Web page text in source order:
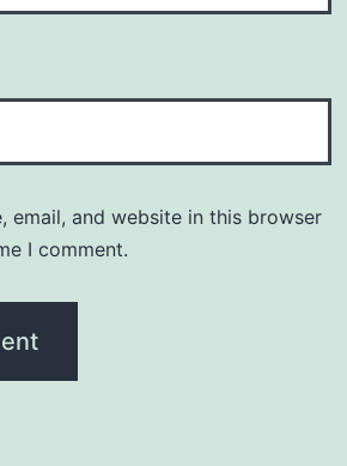
email, and website in this browser
I comment.